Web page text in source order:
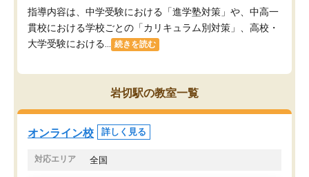
指導内容は、中学受験における「進学塾対策」や、中高一
貫校における学校ごとの「カリキュラム別対策」、高校・
大学受験における...
続きを読む
岩切駅の教室一覧
オンライン校 詳しく見る
対応エリア 全国